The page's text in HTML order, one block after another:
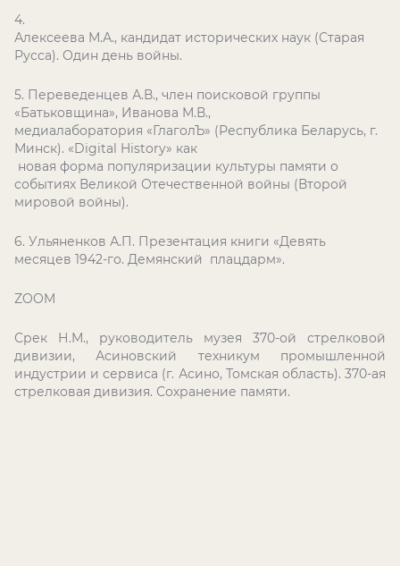
Алексеева М.А., кандидат исторических наук (Старая
Русса). Один день войны.
5. Переведенцев А.В., член поисковой группы
«Батьковщина», Иванова М.В.,
медиалаборатория «ГлаголЪ» (Республика Беларусь, г.
Минск). «Digital History» как
новая форма популяризации культуры памяти о
событиях Великой Отечественной войны (Второй
мировой войны).
6. Ульяненков А.П. Презентация книги «Девять
месяцев 1942-го. Демянский плацдарм».
ZOOM
Срек Н.М., руководитель музея 370-ой стрелковой
дивизии, Асиновский техникум промышленной
индустрии и сервиса (г. Асино, Томская область). 370-ая
стрелковая дивизия. Сохранение памяти.